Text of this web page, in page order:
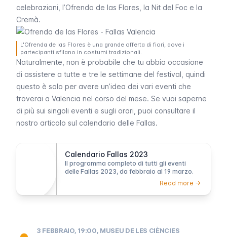
celebrazioni, l’Ofrenda de las Flores , la Nit del Foc e la
Cremà.
L'Ofrenda de las Flores è una grande offerta di fiori, dove i
partecipanti sfilano in costumi tradizionali.
Naturalmente, non è probabile che tu abbia occasione
di assistere a tutte e tre le settimane del festival, quindi
questo è solo per avere un’idea dei vari eventi che
troverai a Valencia nel corso del mese. Se vuoi saperne
di più sui singoli eventi e sugli orari, puoi consultare il
nostro articolo sul calendario delle Fallas.
Calendario Fallas 2023
Il programma completo di tutti gli eventi
delle Fallas 2023, da febbraio al 19 marzo.
Read more ->
3 FEBBRAIO, 19:00, MUSEU DE LES CIÈNCIES